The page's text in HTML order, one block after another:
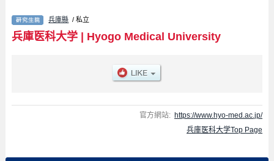
Rehabilitation Science等各別研究科的不同訊息，以及招收名額、合格人數等
考試資訊、設施介紹、聯絡方式等對外國留學生是必要之訊息都刊載於此，請
務必查閱及利用此網站。
兵庫縣 / 私立
兵庫医科大学| Hyogo Medical University
官方網站: https://www.hyo-med.ac.jp/
兵庫医科大学Top Page